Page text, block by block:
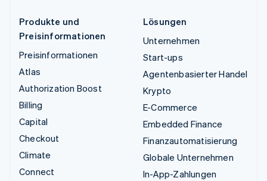
Produkte und
Preisinformationen
Preisinformationen
Atlas
Authorization Boost
Billing
Capital
Checkout
Climate
Connect
Lösungen
Unternehmen
Start-ups
Agentenbasierter Handel
Krypto
E-Commerce
Embedded Finance
Finanzautomatisierung
Globale Unternehmen
In-App-Zahlungen